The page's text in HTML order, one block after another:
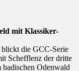
mit Klassiker-
blickt die GCC-Serie
Schefflenz der dritte
Odenwald